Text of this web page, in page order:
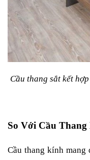
Cầu thang sắt kết
So Với Cầu
Cầu thang kính mang